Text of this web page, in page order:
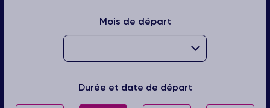
Mois de départ
Durée et date de départ